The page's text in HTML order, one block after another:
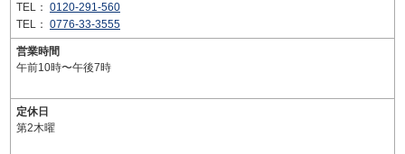
TEL： 0120-291-560
TEL： 0776-33-3555
営業時間
午前10時〜午後7時
定休日
第2木曜